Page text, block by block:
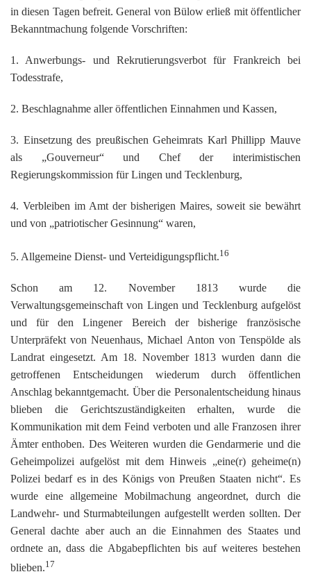
in diesen Tagen befreit. General von Bülow erließ mit öffentlicher
Bekanntmachung folgende Vorschriften:
1. Anwerbungs- und Rekrutierungsverbot für Frankreich bei
Todesstrafe,
2. Beschlagnahme aller öffentlichen Einnahmen und Kassen,
3. Einsetzung des preußischen Geheimrats Karl Phillipp Mauve
als „Gouverneur“ und Chef der interimistischen
Regierungskommission für Lingen und Tecklenburg,
4. Verbleiben im Amt der bisherigen Maires, soweit sie bewährt
und von „patriotischer Gesinnung“ waren,
5. Allgemeine Dienst- und Verteidigungspflicht.16
Schon am 12. November 1813 wurde die
Verwaltungsgemeinschaft von Lingen und Tecklenburg aufgelöst
und für den Lingener Bereich der bisherige französische
Unterpräfekt von Neuenhaus, Michael Anton von Tenspölde als
Landrat eingesetzt. Am 18. November 1813 wurden dann die
getroffenen Entscheidungen wiederum durch öffentlichen
Anschlag bekanntgemacht. Über die Personalentscheidung hinaus
blieben die Gerichtszuständigkeiten erhalten, wurde die
Kommunikation mit dem Feind verboten und alle Franzosen ihrer
Ämter enthoben. Des Weiteren wurden die Gendarmerie und die
Geheimpolizei aufgelöst mit dem Hinweis „eine(r) geheime(n)
Polizei bedarf es in des Königs von Preußen Staaten nicht“. Es
wurde eine allgemeine Mobilmachung angeordnet, durch die
Landwehr- und Sturmabteilungen aufgestellt werden sollten. Der
General dachte aber auch an die Einnahmen des Staates und
ordnete an, dass die Abgabepflichten bis auf weiteres bestehen
blieben.17